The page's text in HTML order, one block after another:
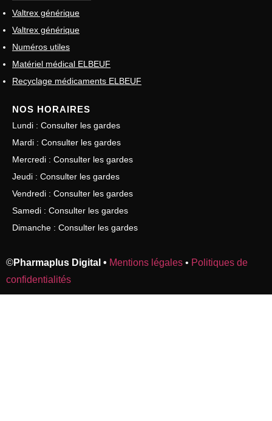
Valtrex générique
Valtrex générique
Numéros utiles
Matériel médical ELBEUF
Recyclage médicaments ELBEUF
NOS HORAIRES
Lundi : Consulter les gardes
Mardi : Consulter les gardes
Mercredi : Consulter les gardes
Jeudi : Consulter les gardes
Vendredi : Consulter les gardes
Samedi : Consulter les gardes
Dimanche : Consulter les gardes
©Pharmaplus Digital • Mentions légales • Politiques de
confidentialités